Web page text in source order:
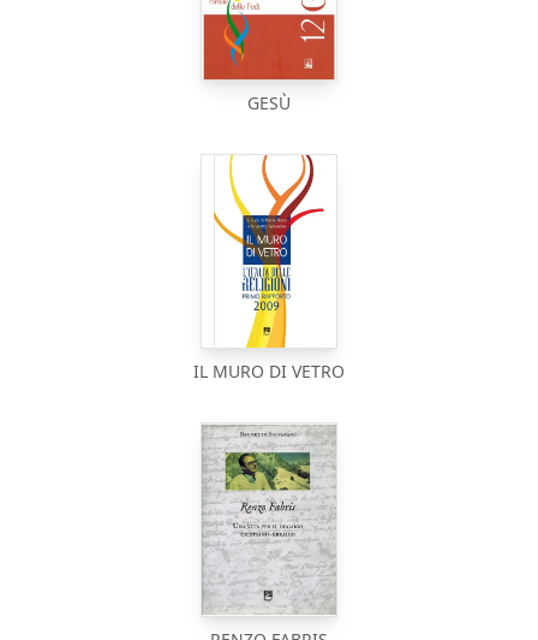
GESÙ
IL MURO DI VETRO